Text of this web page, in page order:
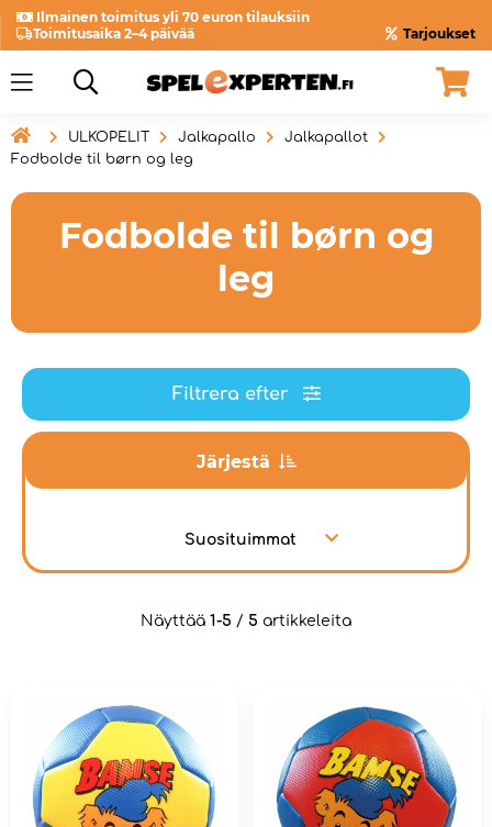
Ilmainen toimitus yli 70 euron tilauksiin
Toimitusaika 2–4 päivää
Tarjoukset
 ULKOPELIT Jalkapallo
Jalkapallot
Fodbolde til børn og leg
Fodbolde til børn og
leg
Filtrera efter
Järjestä
Suosituimmat
Näyttää 1-5 / 5 artikkeleita